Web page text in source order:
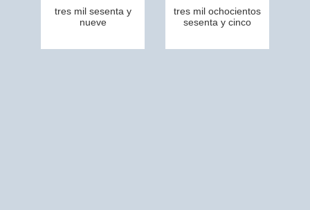
tres mil sesenta y
nueve
tres mil ochocientos
sesenta y cinco